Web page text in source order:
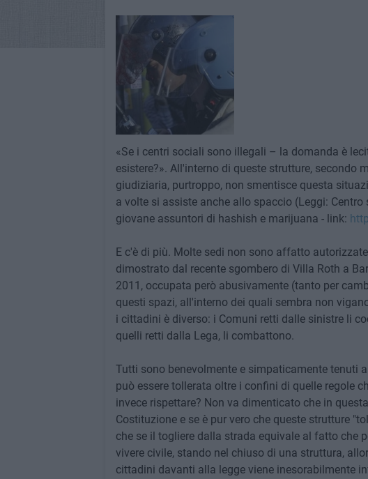
«Se i centri sociali sono illegali – la domanda è
esistere?». All'interno di queste strutture, secondo
giudiziaria, purtroppo, non smentisce questa
a volte si assiste anche allo spaccio (Leggi:
giovane assuntori di hashish e marijuana - link:
E c'è di più. Molte sedi non sono affatto
dimostrato dal recente sgombero di Villa Roth a
2011, occupata però abusivamente (tanto per
questi spazi, all'interno dei quali sembra non
i cittadini è diverso: i Comuni retti dalle sinistre li
quelli retti dalla Lega, li combattono.
Tutti sono benevolmente e simpaticamente tenuti
può essere tollerata oltre i confini di quelle regole
invece rispettare? Non va dimenticato che in
Costituzione e se è pur vero che queste strutture
che se il togliere dalla strada equivale al fatto che
vivere civile, stando nel chiuso di una struttura,
cittadini davanti alla legge viene inesorabilmente